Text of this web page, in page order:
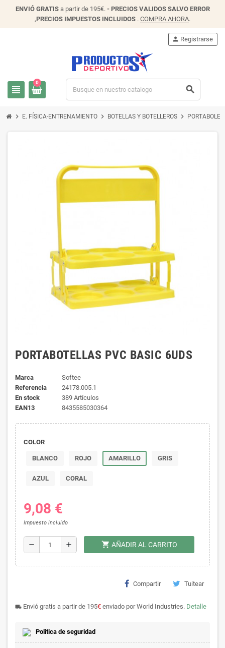
ENVIÓGRATISa partir de 195€. - PRECIOS VALIDOS SALVO ERROR
,PRECIOS IMPUESTOS INCLUIDOS . COMPRA AHORA.
view_headline
person Registrarse
0
search
chevron_right E. FÍSICA-ENTRENAMIENTO chevron_right BOTELLAS Y BOTELLEROS chevron_right
PORTABOTELLAS PVC BASIC 6UDS
Marca
Softee
Referencia
24178.005.1
En stock
389 Artículos
EAN13
8435585030364
COLOR
BLANCO ROJO AMARILLO GRIS
AZUL CORAL
9,08 €
Impuesto incluido
remove add shopping_cart AÑADIR AL CARRITO
Compartir Tuitear
local_shipping Envió gratis a partir de 195€ enviado por World Industries. Detalle
Politica de seguridad